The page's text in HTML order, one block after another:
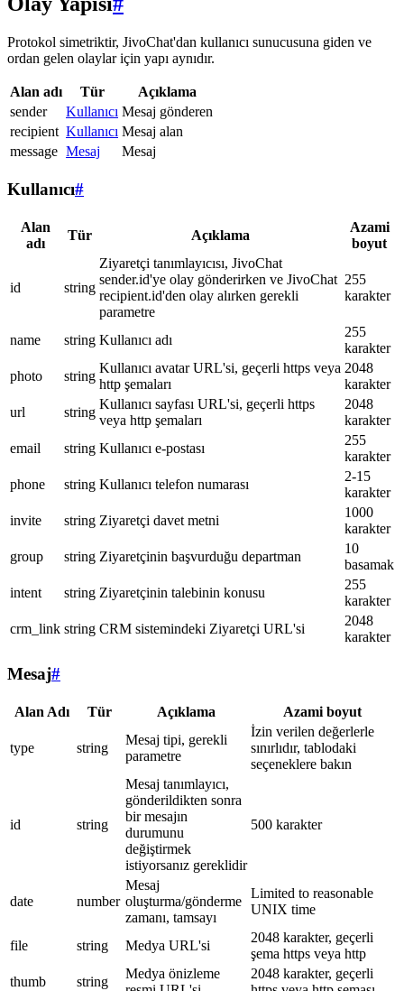
Protokol simetriktir, JivoChat'dan kullanıcı sunucusuna giden ve
ordan gelen olaylar için yapı aynıdır.
Alan adı Tür
Açıklama
sender
Kullanıcı Mesaj gönderen
recipient Kullanıcı Mesaj alan
message Mesaj Mesaj
Kullanıcı#
Alan
adı
Tür Açıklama
Azami
boyut
id string
Ziyaretçi tanımlayıcısı, JivoChat
sender.id'ye olay gönderirken ve JivoChat
recipient.id'den olay alırken gerekli
parametre
255
karakter
name string Kullanıcı adı
255
karakter
photo
string
Kullanıcı avatar URL'si, geçerli https veya
http şemaları
2048
karakter
url
string
Kullanıcı sayfası URL'si, geçerli https
veya http şemaları
2048
karakter
email
string Kullanıcı e-postası
255
karakter
phone
string Kullanıcı telefon numarası
2-15
karakter
invite
string Ziyaretçi davet metni
1000
karakter
group
string Ziyaretçinin başvurduğu departman
10
basamak
intent
string Ziyaretçinin talebinin konusu
255
karakter
crm_link string CRM sistemindeki Ziyaretçi URL'si
2048
karakter
Mesaj#
Alan Adı Tür Açıklama Azami boyut
type string
Mesaj tipi, gerekli
parametre
İzin verilen değerlerle
sınırlıdır, tablodaki
seçeneklere bakın
id string
Mesaj tanımlayıcı,
gönderildikten sonra
bir mesajın
durumunu
değiştirmek
istiyorsanız gereklidir
500 karakter
date number
Mesaj
oluşturma/gönderme
zamanı, tamsayı
Limited to reasonable
UNIX time
file string Medya URL'si
2048 karakter, geçerli
şema https veya http
thumb
string
Medya önizleme
2048 karakter, geçerli